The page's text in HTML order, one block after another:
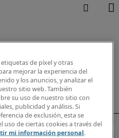
de píxel y otras
mejorar la experiencia del
y los anuncios, y analizar el
sitio web. También
su uso de nuestro sitio con
publicidad y análisis. Si
de exclusión, esta se
uso de ciertas cookies a través del
mi información personal.